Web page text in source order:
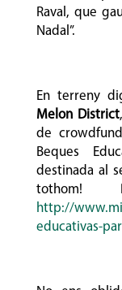
Raval, que
Nadal”.
En terreny
Melon District
de
Beques
destinada al
tothom!
http://
educativas-